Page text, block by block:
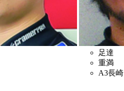
足達
重満
A3長崎